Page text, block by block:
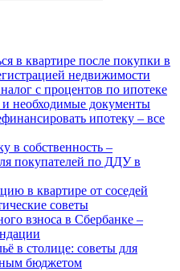
в квартире после покупки в
недвижимости
с процентов по ипотеке
и необходимые документы
ипотеку – все
в собственность –
покупателей по ДДУ в
в квартире от соседей
советы
взноса в Сбербанке –
в столице: советы для
бюджетом